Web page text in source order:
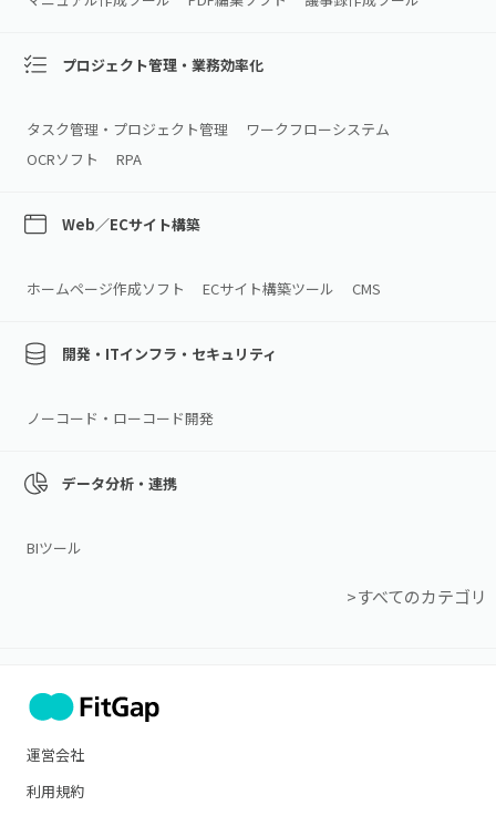
プロジェクト管理・業務効率化
タスク管理・プロジェクト管理
ワークフローシステム
OCRソフト
RPA
Web／ECサイト構築
ホームページ作成ソフト ECサイト構築ツール CMS
開発・ITインフラ・セキュリティ
ノーコード・ローコード開発
データ分析・連携
BIツール
>すべてのカテゴリ
運営会社
利用規約